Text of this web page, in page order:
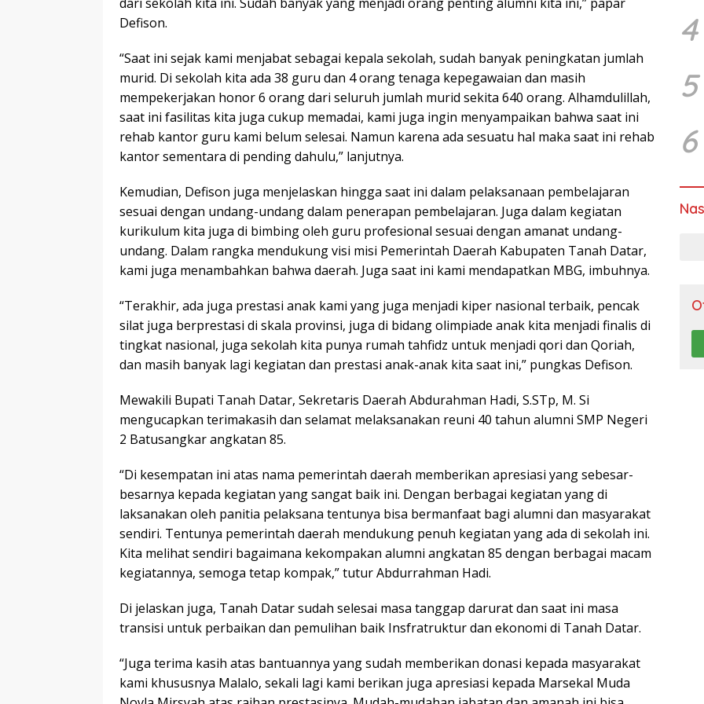
Defison.
“Saat ini sejak kami menjabat sebagai kepala sekolah, sudah banyak peningkatan jumlah
murid. Di sekolah kita ada 38 guru dan 4 orang tenaga kepegawaian dan masih
mempekerjakan honor 6 orang dari seluruh jumlah murid sekita 640 orang. Alhamdulillah,
saat ini fasilitas kita juga cukup memadai, kami juga ingin menyampaikan bahwa saat ini
rehab kantor guru kami belum selesai. Namun karena ada sesuatu hal maka saat ini rehab
kantor sementara di pending dahulu,” lanjutnya.
Kemudian, Defison juga menjelaskan hingga saat ini dalam pelaksanaan pembelajaran
sesuai dengan undang-undang dalam penerapan pembelajaran. Juga dalam kegiatan
kurikulum kita juga di bimbing oleh guru profesional sesuai dengan amanat undang-
undang. Dalam rangka mendukung visi misi Pemerintah Daerah Kabupaten Tanah Datar,
kami juga menambahkan bahwa daerah. Juga saat ini kami mendapatkan MBG, imbuhnya.
“Terakhir, ada juga prestasi anak kami yang juga menjadi kiper nasional terbaik, pencak
silat juga berprestasi di skala provinsi, juga di bidang olimpiade anak kita menjadi finalis di
tingkat nasional, juga sekolah kita punya rumah tahfidz untuk menjadi qori dan Qoriah,
dan masih banyak lagi kegiatan dan prestasi anak-anak kita saat ini,” pungkas Defison.
Mewakili Bupati Tanah Datar, Sekretaris Daerah Abdurahman Hadi, S.STp, M. Si
mengucapkan terimakasih dan selamat melaksanakan reuni 40 tahun alumni SMP Negeri
2 Batusangkar angkatan 85.
“Di kesempatan ini atas nama pemerintah daerah memberikan apresiasi yang sebesar-
besarnya kepada kegiatan yang sangat baik ini. Dengan berbagai kegiatan yang di
laksanakan oleh panitia pelaksana tentunya bisa bermanfaat bagi alumni dan masyarakat
sendiri. Tentunya pemerintah daerah mendukung penuh kegiatan yang ada di sekolah ini.
Kita melihat sendiri bagaimana kekompakan alumni angkatan 85 dengan berbagai macam
kegiatannya, semoga tetap kompak,” tutur Abdurrahman Hadi.
Di jelaskan juga, Tanah Datar sudah selesai masa tanggap darurat dan saat ini masa
transisi untuk perbaikan dan pemulihan baik Insfratruktur dan ekonomi di Tanah Datar.
“Juga terima kasih atas bantuannya yang sudah memberikan donasi kepada masyarakat
kami khususnya Malalo, sekali lagi kami berikan juga apresiasi kepada Marsekal Muda
4
5
6